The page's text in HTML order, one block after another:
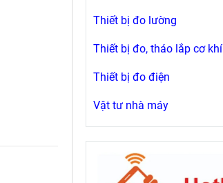
Thiết bị đo lường
Thiết bị đo, tháo lắp cơ khí
Thiết bị đo điện
Vật tư nhà máy